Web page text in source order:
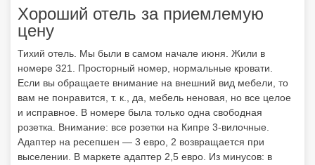
Хороший отель за приемлемую
цену
Тихий отель. Мы были в самом начале июня. Жили в
номере 321. Просторный номер, нормальные кровати.
Если вы обращаете внимание на внешний вид мебели, то
вам не понравится, т. к., да, мебель неновая, но все целое
и исправное. В номере была только одна свободная
розетка. Внимание: все розетки на Кипре 3-вилочные.
Адаптер на ресепшен — 3 евро, 2 возвращается при
выселении. В маркете адаптер 2,5 евро. Из минусов: в